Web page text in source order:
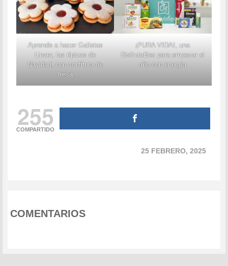
Aprende a hacer Galletas
Linzer, las típicas de
Navidad, con confitura de
fresa
¡PURA VIDA!, una
DisfrutaBox para empezar el
año con energía
255
COMPARTIDO
25 FEBRERO, 2025
COMENTARIOS